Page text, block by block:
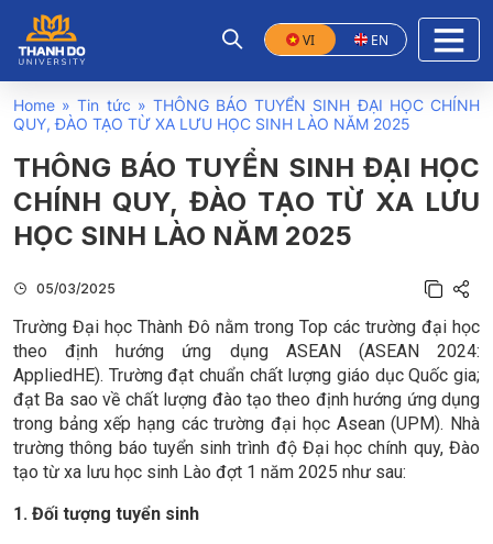
VI EN
Home »Tin tức » THÔNG BÁO TUYỂN SINH ĐẠI HỌC CHÍNH
QUY, ĐÀO TẠO TỪ XA LƯU HỌC SINH LÀO NĂM 2025
THÔNG BÁO TUYỂN SINH ĐẠI HỌC
CHÍNH QUY, ĐÀO TẠO TỪ XA LƯU
HỌC SINH LÀO NĂM 2025
05/03/2025
Trường Đại học Thành Đô nằm trong Top các trường đại học
theo định hướng ứng dụng ASEAN (ASEAN 2024:
AppliedHE). Trường đạt chuẩn chất lượng giáo dục Quốc gia;
đạt Ba sao về chất lượng đào tạo theo định hướng ứng dụng
trong bảng xếp hạng các trường đại học Asean (UPM). Nhà
trường thông báo tuyển sinh trình độ Đại học chính quy, Đào
tạo từ xa lưu học sinh Lào đợt 1 năm 2025 như sau:
1. Đối tượng tuyển sinh